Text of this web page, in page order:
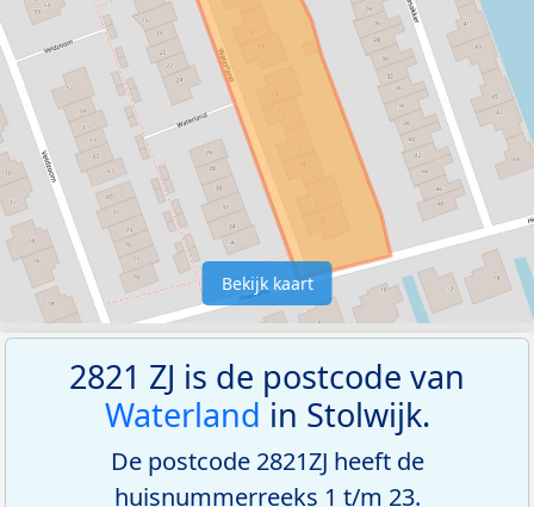
Bekijk kaart
2821 ZJ is de postcode van
Waterland in Stolwijk.
De postcode 2821ZJ heeft de
huisnummerreeks 1 t/m 23.